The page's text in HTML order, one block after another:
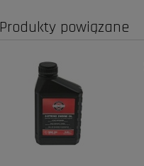
Produkty powiązane